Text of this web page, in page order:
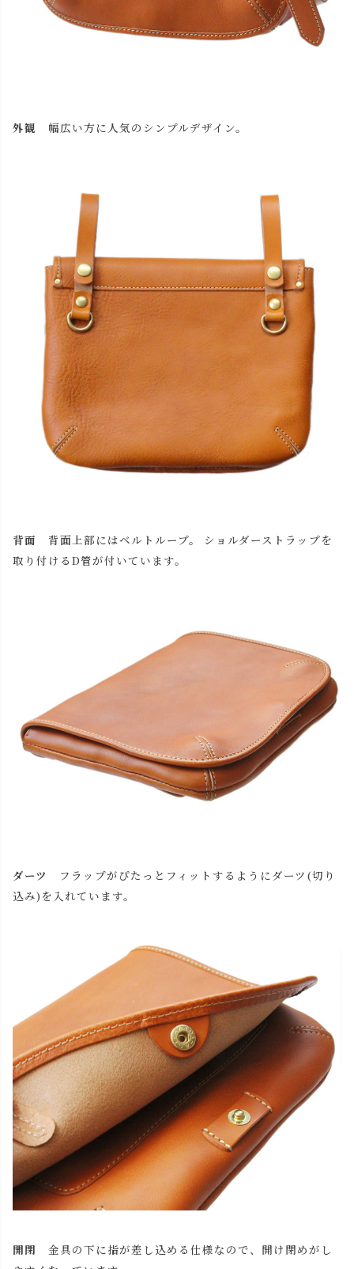
close
須
名入れ文字はご購入手続きの途中に出てくる「通信欄」に
ご記入ください。
色
キャメル カートに入れる
チョコ カートに入れる
レッド カートに入れる
ブラック
外観 幅広い方に人気のシンプルデザイン。
背面 背面上部にはベルトループ。 ショルダーストラップを
取り付けるD管が付いています。
ダーツ フラップがぴたっとフィットするようにダーツ(切り
込み)を入れています。
開閉 金具の下に指が差し込める仕様なので、開け閉めがし